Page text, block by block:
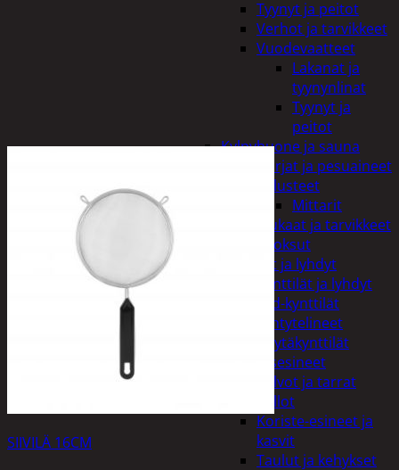
Tyynyt ja peitot
Verhot ja tarvikkeet
Vuodevaatteet
Lakanat ja
tyynynlinat
Tyynyt ja
peitot
Kylpyhuone ja sauna
Harjat ja pesuaineet
Kalusteet
Mittarit
Kiukaat ja tarvikkeet
Tuoksut
Kynttilät ja lyhdyt
Kynttilät ja lyhdyt
Led-kynttilät
Lyhtytelineet
Pöytäkynttilät
Sisustusesineet
Kalvot ja tarrat
Kellot
Koriste-esineet ja
kasvit
Taulut ja kehykset
SIIVILÄ 16CM